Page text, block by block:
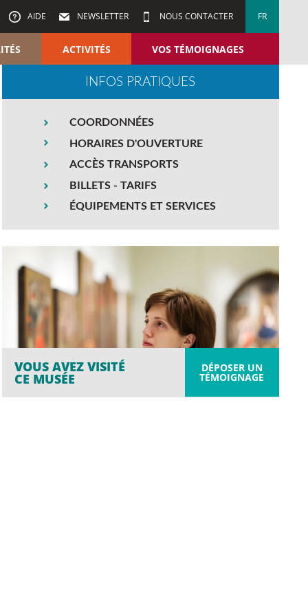
AIDE NEWSLETTER NOUS CONTACTER FR
ACTIVITÉS VOS TÉMOIGNAGES
INFOS PRATIQUES
COORDONNÉES
HORAIRES D'OUVERTURE
ACCÈS TRANSPORTS
BILLETS - TARIFS
ÉQUIPEMENTS ET SERVICES
DÉPOSER UN
TÉMOIGNAGE
VOUS AVEZ VISITÉ
CE MUSÉE